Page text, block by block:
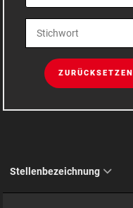
ZURÜCKSETZEN
Stellenbezeichnung